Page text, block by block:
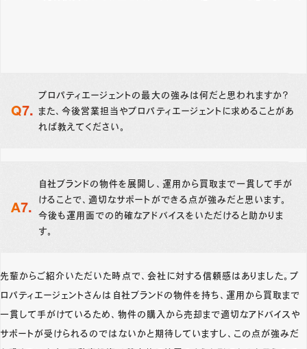
プロパティエージェントの最大の強みは何だと思われますか？
また、今後営業担当やプロパティエージェントに求めることがあ
れば教えてください。
自社ブランドの物件を展開し、運用から買取まで一貫して手が
けることで、適切なサポートができる点が強みだと思います。
今後も運用面での的確なアドバイスをいただけると助かりま
す。
先輩からご紹介いただいた時点で、会社に対する信頼感はありました。プ
ロパティエージェントさんは自社ブランドの物件を持ち、運用から買取まで
一貫して手がけているため、物件の購入から売却まで適切なアドバイスや
サポートが受けられるのではないかと期待していますし、この点が強みだ